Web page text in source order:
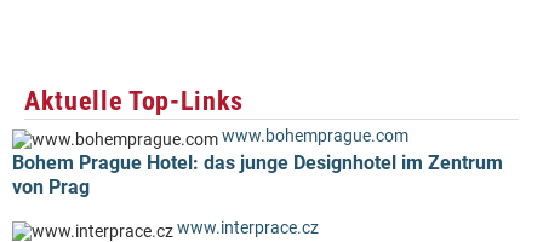
Aktuelle Top-Links
www.bohemprague.com
Bohem Prague Hotel: das junge Designhotel im Zentrum
von Prag
www.interprace.cz